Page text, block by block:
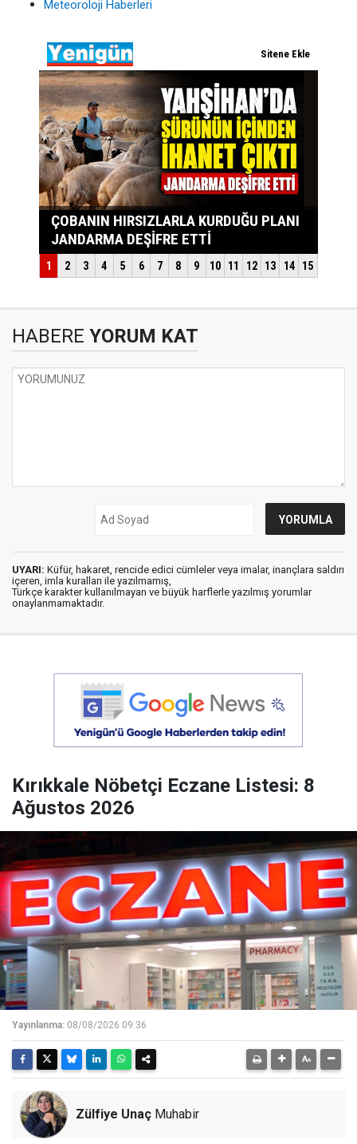
Meteoroloji Haberleri
HABERE YORUM KAT
UYARI: Küfür, hakaret, rencide edici cümleler veya imalar, inançlara saldırı
içeren, imla kuralları ile yazılmamış,
Türkçe karakter kullanılmayan ve büyük harflerle yazılmış yorumlar
onaylanmamaktadır.
Kırıkkale Nöbetçi Eczane Listesi: 8
Ağustos 2026
Yayınlanma: 08/08/2026 09:36
Zülfiye Unaç Muhabir